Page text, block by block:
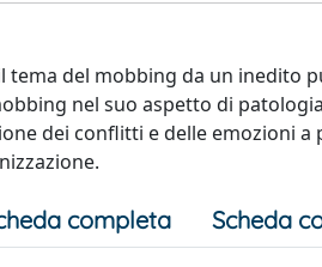
del mobbing da un inedito
nel suo aspetto di
dei conflitti e delle emozioni
completa Scheda